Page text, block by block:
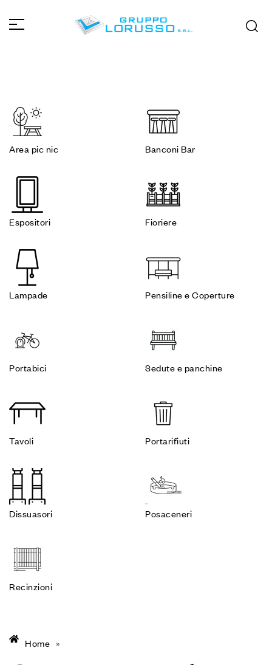
Area pic nic Banconi Bar
Espositori Fioriere
Lampade Pensiline e Coperture
Portabici Sedute e panchine
Tavoli Portarifiuti
Dissuasori Posaceneri
Recinzioni
Home »